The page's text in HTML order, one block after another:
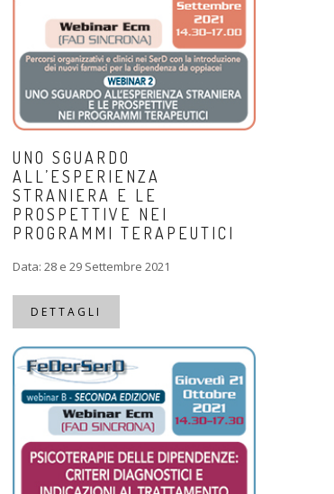
UNO SGUARDO
ALL’ESPERIENZA
STRANIERA E LE
PROSPETTIVE NEI
PROGRAMMI TERAPEUTICI
Data: 28 e 29 Settembre 2021
DETTAGLI